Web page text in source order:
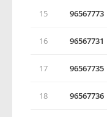
15 96567773
16 96567731
17 96567735
18 96567736